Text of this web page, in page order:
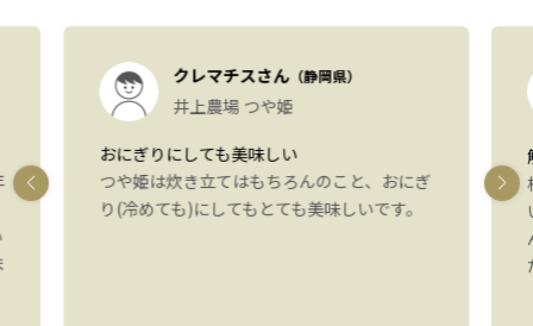
クレマチスさん（静岡県）
井上農場 つや姫
おにぎりにしても美味しい
つや姫は炊き立てはもちろんのこと、おにぎ
り(冷めても)にしてもとても美味しいです。